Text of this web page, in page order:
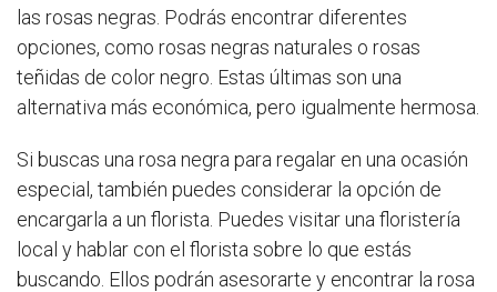
las rosas negras. Podrás encontrar diferentes
opciones, como rosas negras naturales o rosas
teñidas de color negro. Estas últimas son una
alternativa más económica, pero igualmente hermosa.
Si buscas una rosa negra para regalar en una ocasión
especial, también puedes considerar la opción de
encargarla a un florista. Puedes visitar una floristería
local y hablar con el florista sobre lo que estás
buscando. Ellos podrán asesorarte y encontrar la rosa